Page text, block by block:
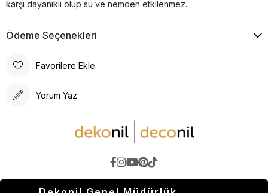
karşı dayanıklı olup su ve nemden etkilenmez.
Ödeme Seçenekleri
Favorilere Ekle
Yorum Yaz